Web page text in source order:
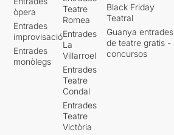
òpera
Entrades
improvisació
Entrades
monòlegs
Teatre
Romea
Entrades
La
Villarroel
Entrades
Teatre
Condal
Entrades
Teatre
Victòria
Black Friday
Teatral
Guanya entrades
de teatre gratis -
concursos